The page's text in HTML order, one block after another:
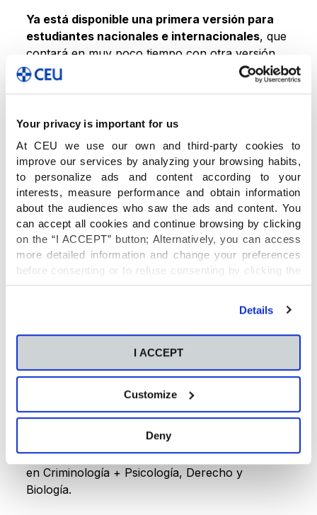
Your privacy is important for us
At CEU we use our own and third-party cookies to
improve our services by analyzing your browsing habits,
to personalize ads and content according to your
interests, measure performance and obtain information
about the audiences who saw the ads and content. You
can accept all cookies and continue browsing by clicking
on the “I ACCEPT” button; Alternatively, you can access
more detailed information and change your preferences
before consenting or to refuse consenting by clicking the
"Personalize" button. For more information you can visit
Details
I ACCEPT
Customize
Deny
Ya está disponible una primera versión para
estudiantes nacionales e internacionales, que
contará en muy poco tiempo con otra versión
específica para orientadores de colegios.
ha tenido una excelente acogida entre
estudiantes, padres y centros educativos, ya que
supone un apoyo a la hora de orientar a los
jóvenes en la toma de una de las decisiones más
importantes de su vida.
Degree Advisor
Advisor a amigos y familiares y 8 de cada 10
Hasta el momento, las titulaciones por las que
más se han interesado son, por este orden,
Administración y Dirección de Empresas,
Medicina, Psicología, Enfermería, el doble grado
en Derecho + ADE, Arquitectura, el doble grado
en Criminología + Psicología, Derecho y
Biología.